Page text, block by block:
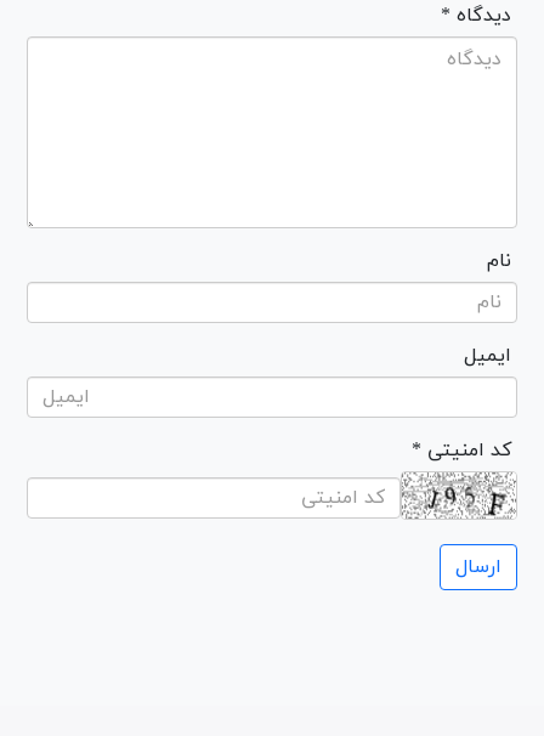
* دیدگاه
نام
ایمیل
* کد امنیتی